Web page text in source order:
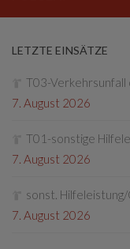
LETZTE EINSÄTZE
T03-
7. August 2026
T01-sonstige
7. August 2026
sonst.
7. August 2026